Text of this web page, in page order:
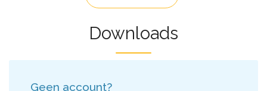
Downloads
Geen account?